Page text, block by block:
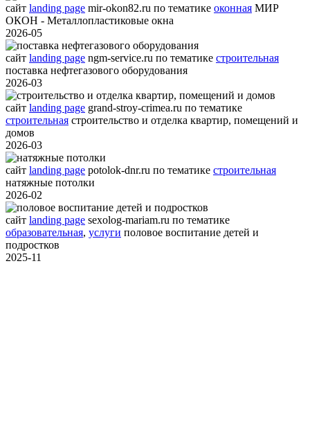
сайт landing page mir-okon82.ru по тематике оконная МИР
ОКОН - Металлопластиковые окна
2026-05
сайт landing page ngm-service.ru по тематике строительная
поставка нефтегазового оборудования
2026-03
сайт landing page grand-stroy-crimea.ru по тематике
строительная строительство и отделка квартир, помещений и
домов
2026-03
сайт landing page potolok-dnr.ru по тематике строительная
натяжные потолки
2026-02
сайт landing page sexolog-mariam.ru по тематике
образовательная, услуги половое воспитание детей и
подростков
2025-11